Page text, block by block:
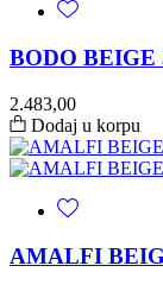
BODO BEIGE
2.483,00
Dodaj u korpu
AMALFI